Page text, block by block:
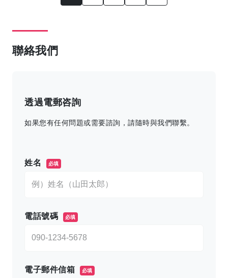
聯絡我們
透過電郵咨詢
如果您有任何問題或需要諮詢，請隨時與我們聯繫。
姓名 必填
電話號碼 必填
電子郵件信箱 必填